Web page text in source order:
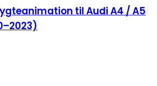
til Audi A4 / A5